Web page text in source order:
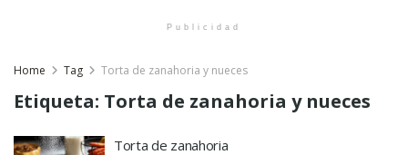
Publicidad
Home Tag Torta de zanahoria y nueces
Etiqueta: Torta de zanahoria y nueces
Torta de zanahoria